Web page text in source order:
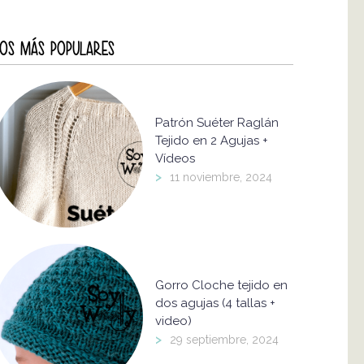
MÁS POPULARES
Patrón Suéter Raglán
Tejido en 2 Agujas +
Vídeos
> 11 noviembre, 2024
Gorro Cloche tejido en
dos agujas (4 tallas +
video)
> 29 septiembre, 2024